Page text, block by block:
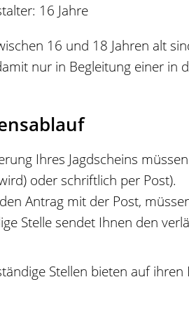
16 Jahre
16 und 18 Jahren alt
nur in Begleitung einer in
Ihres Jagdscheins
oder schriftlich per Post).
Antrag mit der Post,
Stelle sendet Ihnen den
Stellen bieten auf